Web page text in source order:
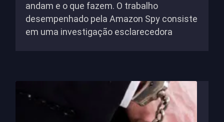
andam e o que fazem. O trabalho
desempenhado pela Amazon Spy consiste
em uma investigação esclarecedora